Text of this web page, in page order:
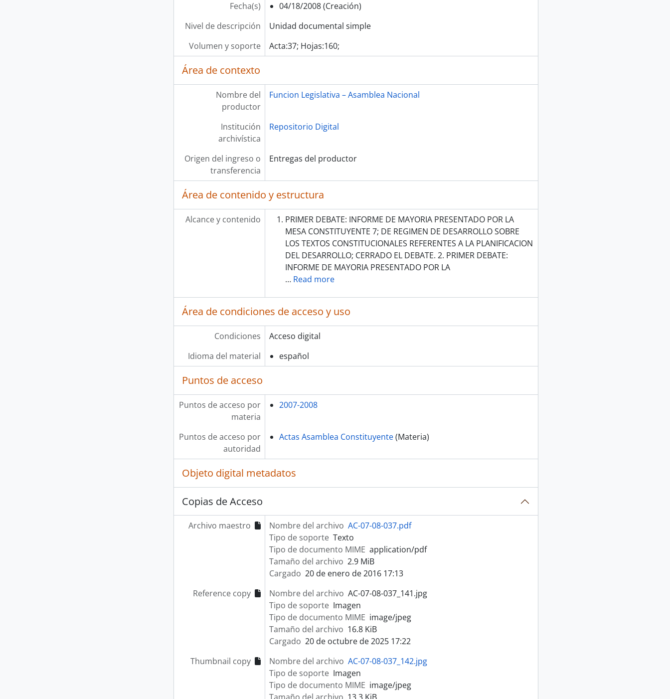
Fecha(s)
04/18/2008 (Creación)
Nivel de descripción
Unidad documental simple
Volumen y soporte
Acta:37; Hojas:160;
Área de contexto
Nombre del
productor
Funcion Legislativa – Asamblea Nacional
Institución
archivística
Repositorio Digital
Origen del ingreso o
transferencia
Entregas del productor
Área de contenido y estructura
Alcance y contenido
PRIMER DEBATE: INFORME DE MAYORIA PRESENTADO POR LA
MESA CONSTITUYENTE 7; DE REGIMEN DE DESARROLLO SOBRE
LOS TEXTOS CONSTITUCIONALES REFERENTES A LA PLANIFICACION
DEL DESARROLLO; CERRADO EL DEBATE. 2. PRIMER DEBATE:
INFORME DE MAYORIA PRESENTADO POR LA
… Read more
Área de condiciones de acceso y uso
Condiciones
Acceso digital
Idioma del material
español
Puntos de acceso
Puntos de acceso por
materia
2007-2008
Puntos de acceso por
autoridad
Actas Asamblea Constituyente(Materia)
Objeto digital metadatos
Copias de Acceso
Archivo maestro Nombre del archivo AC-07-08-037.pdf
Tipo de soporte Texto
Tipo de documento MIME application/pdf
Tamaño del archivo 2.9 MiB
Cargado 20 de enero de 2016 17:13
Reference copy
Nombre del archivo AC-07-08-037_141.jpg
Tipo de soporte Imagen
Tipo de documento MIME image/jpeg
Tamaño del archivo 16.8 KiB
Cargado 20 de octubre de 2025 17:22
Thumbnail copy
Nombre del archivo AC-07-08-037_142.jpg
Tipo de soporte Imagen
Tipo de documento MIME image/jpeg